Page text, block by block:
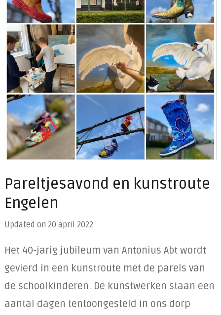
Pareltjesavond en kunstroute
Engelen
Updated on 20 april 2022
Het 40-jarig jubileum van Antonius Abt wordt
gevierd in een kunstroute met de parels van
de schoolkinderen. De kunstwerken staan een
aantal dagen tentoongesteld in ons dorp